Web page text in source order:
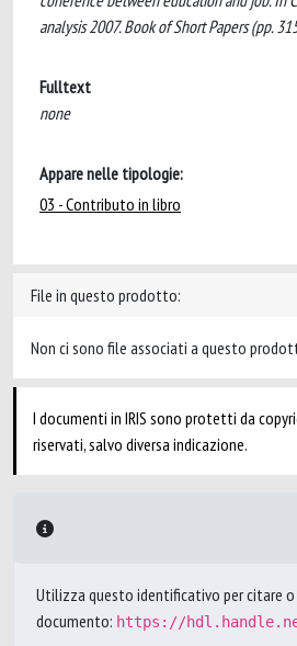
analysis 2007. Book of Short Papers (pp.
Fulltext
none
Appare nelle tipologie:
03 - Contributo in libro
File in questo prodotto:
Non ci sono file associati a questo
I documenti in IRIS sono protetti da
riservati, salvo diversa indicazione.
Utilizza questo identificativo per citare o
documento: https://